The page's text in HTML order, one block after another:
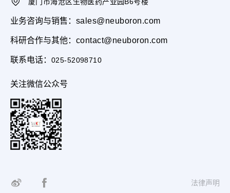
业务咨询与销售： sales@neuboron.com
科研合作与其他： contact@neuboron.com
联系电话： 025-52098710
关注微信公众号
法律声明